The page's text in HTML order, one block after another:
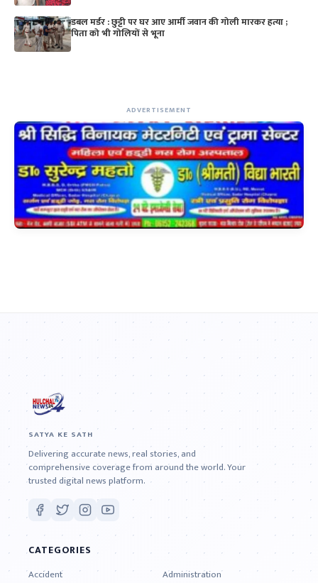
डबल मर्डर : छुट्टी पर घर आए आर्मी जवान की गोली मारकर हत्या ;
पिता को भी गोलियों से भूना
ADVERTISEMENT
SATYA KE SATH
Delivering accurate news, real stories, and
comprehensive coverage from around the world. Your
trusted digital news platform.
CATEGORIES
Accident
Administration